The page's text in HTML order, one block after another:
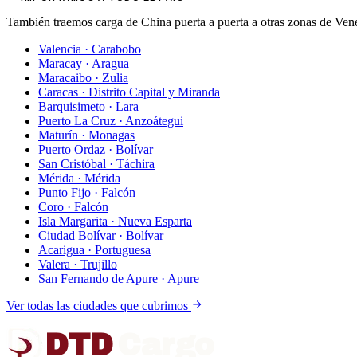
También traemos carga de China puerta a puerta a otras zonas de
Valencia · Carabobo
Maracay · Aragua
Maracaibo · Zulia
Caracas · Distrito Capital y Miranda
Barquisimeto · Lara
Puerto La Cruz · Anzoátegui
Maturín · Monagas
Puerto Ordaz · Bolívar
San Cristóbal · Táchira
Mérida · Mérida
Punto Fijo · Falcón
Coro · Falcón
Isla Margarita · Nueva Esparta
Ciudad Bolívar · Bolívar
Acarigua · Portuguesa
Valera · Trujillo
San Fernando de Apure · Apure
Ver todas las ciudades que cubrimos
DTD